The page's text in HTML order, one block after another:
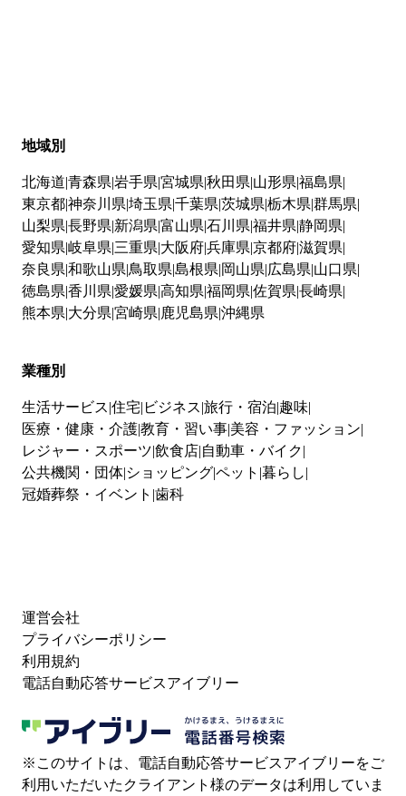
地域別
北海道 青森県 岩手県 宮城県 秋田県 山形県 福島県
東京都神奈川県 埼玉県 千葉県 茨城県 栃木県 群馬県
山梨県 長野県 新潟県 富山県 石川県 福井県 静岡県
愛知県 岐阜県 三重県 大阪府兵庫県 京都府滋賀県
奈良県 和歌山県 鳥取県 島根県 岡山県 広島県 山口県
徳島県 香川県 愛媛県 高知県 福岡県 佐賀県 長崎県
熊本県 大分県 宮崎県 鹿児島県 沖縄県
業種別
生活サービス 住宅 ビジネス 旅行・宿泊 趣味
医療・健康・介護教育・習い事 美容・ファッション
レジャー・スポーツ 飲食店 自動車・バイク
公共機関・団体 ショッピングペット 暮らし
冠婚葬祭・イベント 歯科
運営会社
プライバシーポリシー
利用規約
電話自動応答サービスアイブリー
※このサイトは、電話自動応答サービスアイブリーをご
利用いただいたクライアント様のデータは利用していま